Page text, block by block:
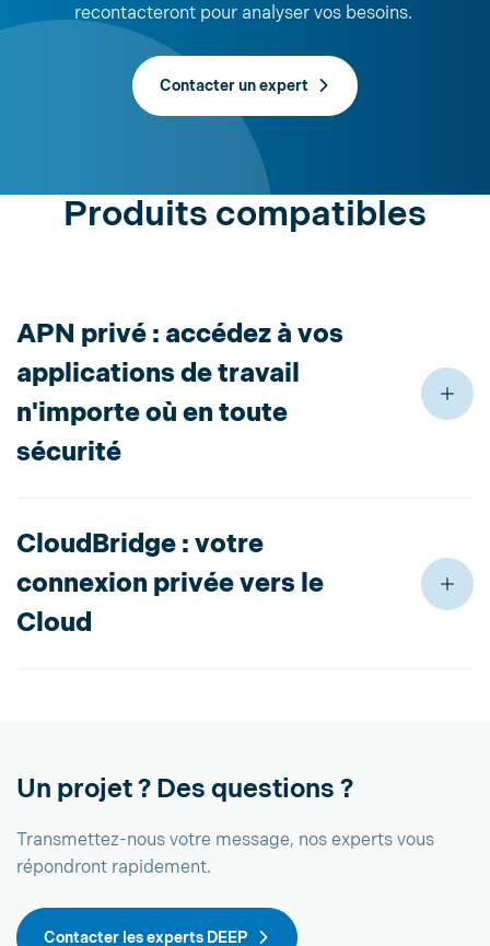
recontacteront pour analyser vos besoins.
Contacter un expert
Produits compatibles
APN privé : accédez à vos
applications de travail
n'importe où en toute
sécurité
CloudBridge : votre
connexion privée vers le
Cloud
Un projet ? Des questions ?
Transmettez-nous votre message, nos experts vous
répondront rapidement.
Contacter les experts DEEP